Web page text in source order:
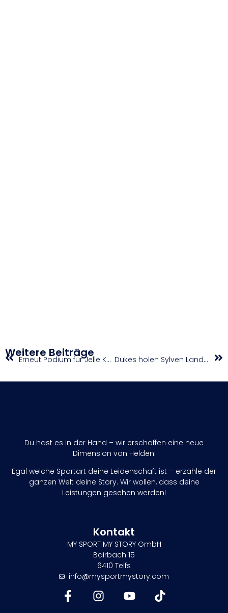
Weitere Beiträge Erneut Podium für Jelle Kaindl Dukes holen Sylven Landesberg in die win2day BSL
Du hast es in der Hand – wir erschaffen eine neue
Dimension von Helden!
Egal welche Sportart deine Leidenschaft ist – erzähle der
ganzen Welt deine Story. Wir wollen, dass deine
Leistungen gesehen werden!
Kontakt
MY SPORT MY STORY GmbH
Bairbach 15
6410 Telfs
info@mysportmystory.com